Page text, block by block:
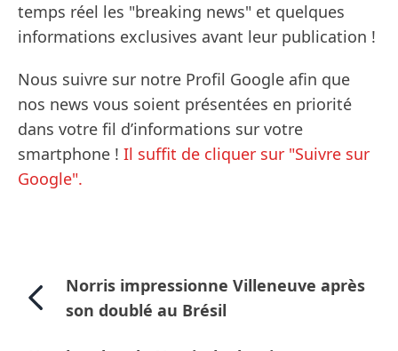
temps réel les "breaking news" et quelques
informations exclusives avant leur publication !
Nous suivre sur notre Profil Google afin que
nos news vous soient présentées en priorité
dans votre fil d’informations sur votre
smartphone ! Il suffit de cliquer sur "Suivre sur
Google".
Norris impressionne Villeneuve après
son doublé au Brésil